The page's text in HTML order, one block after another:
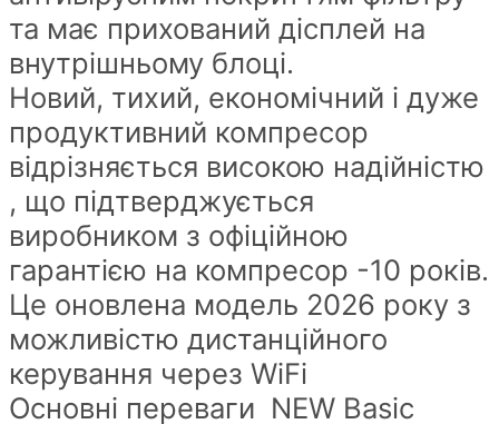
та має прихований дісплей на
внутрішньому блоці.
Новий, тихий, економічний і дуже
продуктивний компресор
відрізняється високою надійністю
, що підтверджується
виробником з офіційною
гарантією на компресор -10 років.
Це оновлена модель 2026 року з
можливістю дистанційного
керування через WiFi
Основні переваги NEW Basic